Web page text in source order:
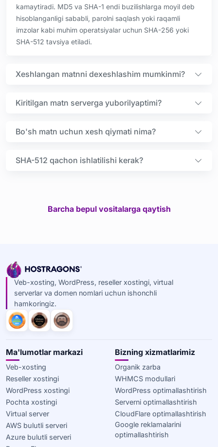
kamaytiradi. MD5 va SHA-1 endi buzilishlarga moyil deb
hisoblanganligi sababli, parolni saqlash yoki raqamli
imzolar kabi muhim operatsiyalar uchun SHA-256 yoki
SHA-512 tavsiya etiladi.
Xeshlangan matnni dexeshlashim mumkinmi?
Kiritilgan matn serverga yuborilyaptimi?
Bo'sh matn uchun xesh qiymati nima?
SHA-512 qachon ishlatilishi kerak?
Barcha bepul vositalarga qaytish
Veb-xosting, WordPress, reseller xostingi, virtual
serverlar va domen nomlari uchun ishonchli
hamkoringiz.
Ma'lumotlar markazi
Veb-xosting
Reseller xostingi
WordPress xostingi
Pochta xostingi
Virtual server
AWS bulutli serveri
Azure bulutli serveri
Bizning xizmatlarimiz
Organik zarba
WHMCS modullari
WordPress optimallashtirish
Serverni optimallashtirish
CloudFlare optimallashtirish
Google reklamalarini
optimallashtirish